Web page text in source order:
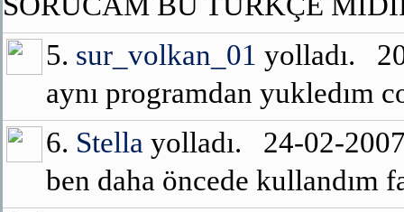
5. sur_volkan_01 yolladı.
aynı programdan yukledım
6. Stella yolladı. 24-02-
ben daha öncede kullandım